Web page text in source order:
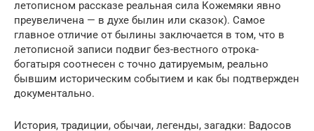
летописном рассказе реальная сила Кожемяки явно
преувеличена — в духе былин или сказок). Самое
главное отличие от былины заключается в том, что в
летописной записи подвиг без-вестного отрока-
богатыря соотнесен с точно датируемым, реально
бывшим историческим событием и как бы подтвержден
документально.
История, традиции, обычаи, легенды, загадки: Вадосов